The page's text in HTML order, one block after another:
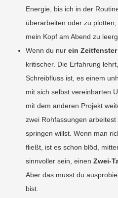
Energie, bis ich in der
überarbeiten oder zu
mein Kopf am Abend zu
Wenn du nur ein Zeitfenster
kritischer. Die Erfahrung
Schreibfluss ist, es einem
mit sich selbst vereinbarten
mit dem anderen Projekt
zwei Rohfassungen
springen willst. Wenn man
fließt, ist es schon blöd,
sinnvoller sein, einen Zwei-
Aber das musst du
bist.